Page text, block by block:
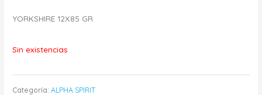
YORKSHIRE 12X85 GR
Sin existencias
Categoría:ALPHA SPIRIT